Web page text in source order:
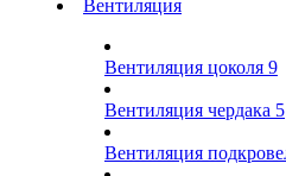
Вентиляция
Вентиляция цоколя 9
Вентиляция чердака 5
Вентиляция